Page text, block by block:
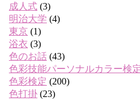
成人式 (3)
明治大学 (4)
東京 (1)
浴衣 (3)
色のお話 (43)
色彩技能パーソナルカラー検
色彩検定 (200)
色打掛 (23)